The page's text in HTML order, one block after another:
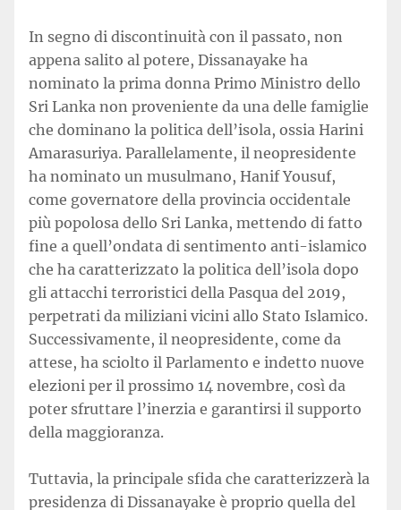
In segno di discontinuità con il passato, non
appena salito al potere, Dissanayake ha
nominato la prima donna Primo Ministro dello
Sri Lanka non proveniente da una delle famiglie
che dominano la politica dell’isola, ossia Harini
Amarasuriya. Parallelamente, il neopresidente
ha nominato un musulmano, Hanif Yousuf,
come governatore della provincia occidentale
più popolosa dello Sri Lanka, mettendo di fatto
fine a quell’ondata di sentimento anti-islamico
che ha caratterizzato la politica dell’isola dopo
gli attacchi terroristici della Pasqua del 2019,
perpetrati da miliziani vicini allo Stato Islamico.
Successivamente, il neopresidente, come da
attese, ha sciolto il Parlamento e indetto nuove
elezioni per il prossimo 14 novembre, così da
poter sfruttare l’inerzia e garantirsi il supporto
della maggioranza.
Tuttavia, la principale sfida che caratterizzerà la
presidenza di Dissanayake è proprio quella del